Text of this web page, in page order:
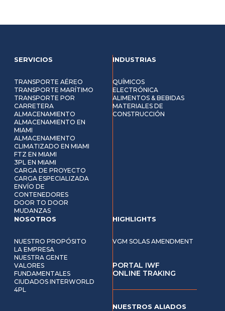
SERVICIOS
TRANSPORTE AÉREO
TRANSPORTE MARÍTIMO
TRANSPORTE POR
CARRETERA
ALMACENAMIENTO
ALMACENAMIENTO EN
MIAMI
ALMACENAMIENTO
CLIMATIZADO EN MIAMI
FTZ EN MIAMI
3PL EN MIAMI
CARGA DE PROYECTO
CARGA ESPECIALIZADA
ENVÍO DE
CONTENEDORES
DOOR TO DOOR
MUDANZAS
INDUSTRIAS
QUÍMICOS
ELECTRÓNICA
ALIMENTOS & BEBIDAS
MATERIALES DE
CONSTRUCCIÓN
NOSOTROS
NUESTRO PROPÓSITO
LA EMPRESA
NUESTRA GENTE
VALORES
FUNDAMENTALES
CIUDADOS INTERWORLD
4PL
HIGHLIGHTS
VGM SOLAS AMENDMENT
PORTAL IWF
ONLINE TRAKING
NUESTROS ALIADOS